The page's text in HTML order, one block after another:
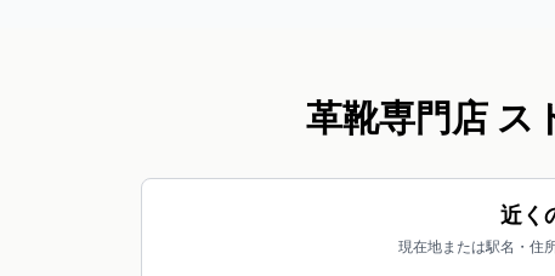
革靴専門店 ス
近く
現在地または駅名・住